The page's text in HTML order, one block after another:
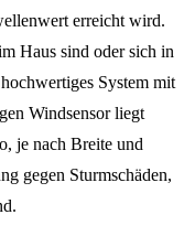
erreicht wird.
Haus sind oder sich in
System mit
Windsensor liegt
je nach Breite und
gegen Sturmschäden,